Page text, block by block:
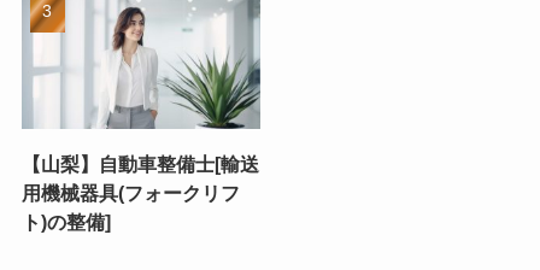
【山梨】自動車整備士[輸送
用機械器具(フォークリフ
ト)の整備]